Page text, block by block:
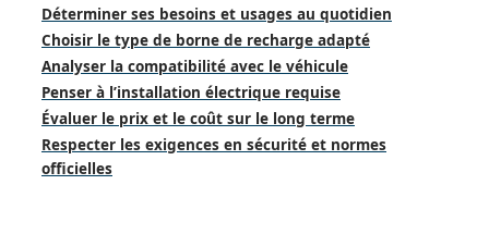
Déterminer ses besoins et usages au quotidien
Choisir le type de borne de recharge adapté
Analyser la compatibilité avec le véhicule
Penser à l’installation électrique requise
Évaluer le prix et le coût sur le long terme
Respecter les exigences en sécurité et normes
officielles